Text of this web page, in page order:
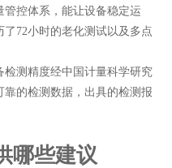
管控体系，能让设备稳定运
72小时的老化测试以及多点
测精度经中国计量科学研究
的检测数据，出具的检测报
哪些建议